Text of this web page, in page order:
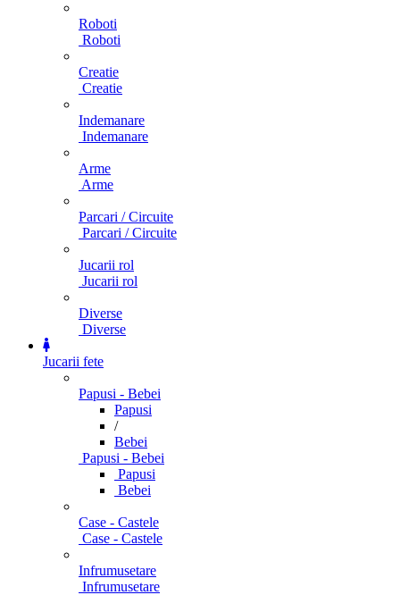
Roboti
Roboti
Creatie
Creatie
Indemanare
Indemanare
Arme
Arme
Parcari / Circuite
Parcari / Circuite
Jucarii rol
Jucarii rol
Diverse
Diverse
Jucarii fete
Papusi - Bebei
Papusi
/
Bebei
Papusi - Bebei
Papusi
Bebei
Case - Castele
Case - Castele
Infrumusetare
Infrumusetare